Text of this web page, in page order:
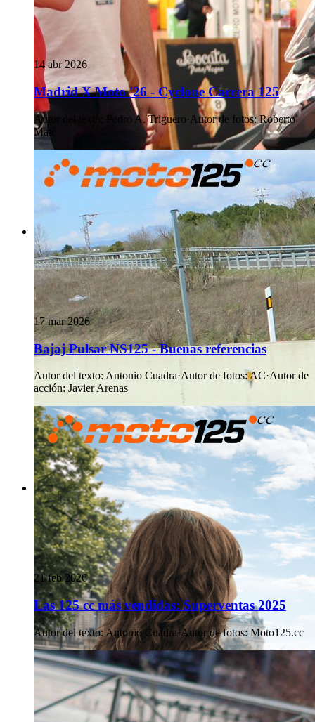
14 abr 2026
Madrid X Moto '26 - Cyclone Carrera 125
Autor del texto Pedro A. Triguero· Autor de fotos: Roberto
Maté
17 mar 2026
Bajaj Pulsar NS125 - Buenas referencias
Autor del texto: Antonio Cuadra·Autor de fotos:AC·Autor de
acción: Javier Arenas
21 feb 2026
Las 125 cc más vendidas: Superventas 2025
Autor del texto:Antonio Cuadra·Autor de fotos: Moto125.cc